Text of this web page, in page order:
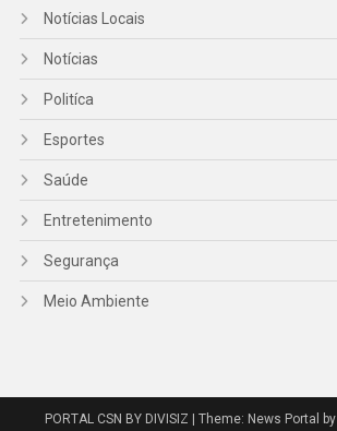
Notícias Locais
Notícias
Politíca
Esportes
Saúde
Entretenimento
Segurança
Meio Ambiente
PORTAL CSN BY DIVISIZ | Theme: News Portal by